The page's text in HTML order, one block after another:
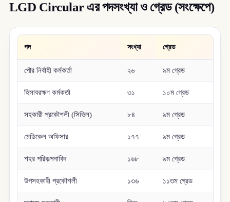
LGD Circular এরপদসংখ্যা ও গ্রেড (সংক্ষেপে)
পদ সংখ্যা গ্রেড
পৌর নির্বাহী কর্মকর্তা ২৬ ৯ম গ্রেড
হিসাবরক্ষণ কর্মকর্তা ৩১ ১০ম গ্রেড
সহকারী প্রকৌশলী (সিভিল) ৮৪ ৯ম গ্রেড
মেডিকেল অফিসার ১৭৭ ৯ম গ্রেড
শহর পরিকল্পনাবিদ ১৬৮ ৯ম গ্রেড
উপসহকারী প্রকৌশলী ১৩৬ ১১তম গ্রেড